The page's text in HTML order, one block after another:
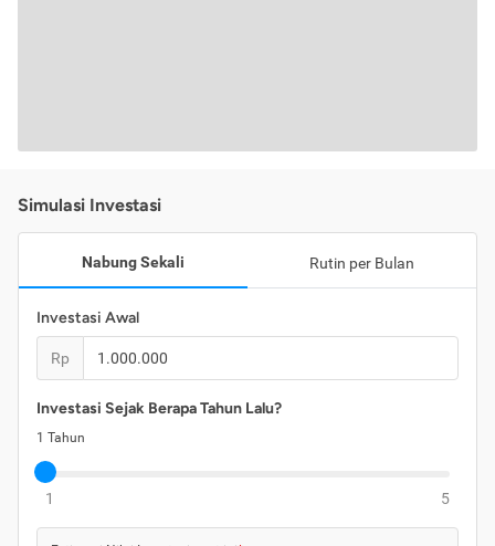
Simulasi Investasi
Nabung Sekali Rutin per Bulan
Investasi Awal
Rp
Investasi Sejak Berapa Tahun Lalu?
1 Tahun
1 5